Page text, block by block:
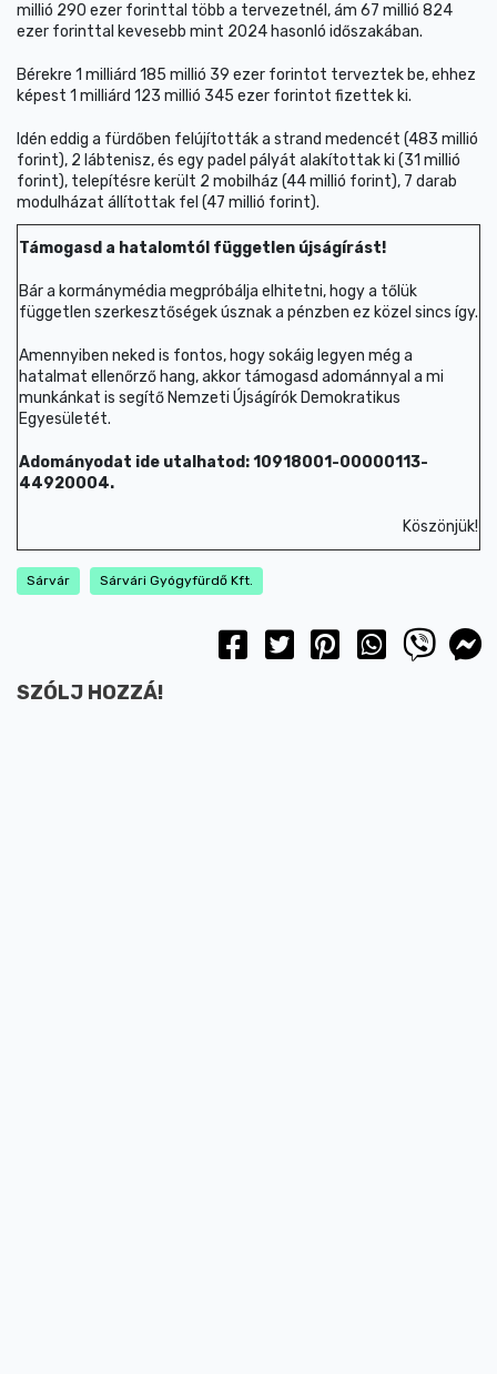
millió 290 ezer forinttal több a tervezetnél, ám 67 millió 824
ezer forinttal kevesebb mint 2024 hasonló időszakában.
Bérekre 1 milliárd 185 millió 39 ezer forintot terveztek be, ehhez
képest 1 milliárd 123 millió 345 ezer forintot fizettek ki.
Idén eddig a fürdőben felújították a strand medencét (483 millió
forint), 2 lábtenisz, és egy padel pályát alakítottak ki (31 millió
forint), telepítésre került 2 mobilház (44 millió forint), 7 darab
modulházat állítottak fel (47 millió forint).
Támogasd a hatalomtól független újságírást!
Bár a kormánymédia megpróbálja elhitetni, hogy a tőlük
független szerkesztőségek úsznak a pénzben ez közel sincs így.
Amennyiben neked is fontos, hogy sokáig legyen még a
hatalmat ellenőrző hang, akkor támogasd adománnyal a mi
munkánkat is segítő Nemzeti Újságírók Demokratikus
Egyesületét.
Adományodat ide utalhatod: 10918001-00000113-
44920004.
Köszönjük!
Sárvár Sárvári Gyógyfürdő Kft.
SZÓLJ HOZZÁ!